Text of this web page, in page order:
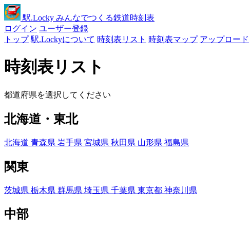
駅.Locky みんなでつくる鉄道時刻表
ログイン ユーザー登録
トップ 駅.Lockyについて 時刻表リスト 時刻表マップ アップロード
時刻表リスト
都道府県を選択してください
北海道・東北
北海道 青森県 岩手県 宮城県 秋田県 山形県 福島県
関東
茨城県 栃木県 群馬県 埼玉県 千葉県 東京都 神奈川県
中部